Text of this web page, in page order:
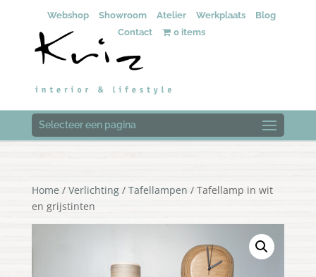
Webshop Showroom Atelier Werkplaats
Blog
Contact
0 items
Selecteer een pagina
Home / Verlichting/ Tafellampen / Tafellamp in wit
en grijstinten